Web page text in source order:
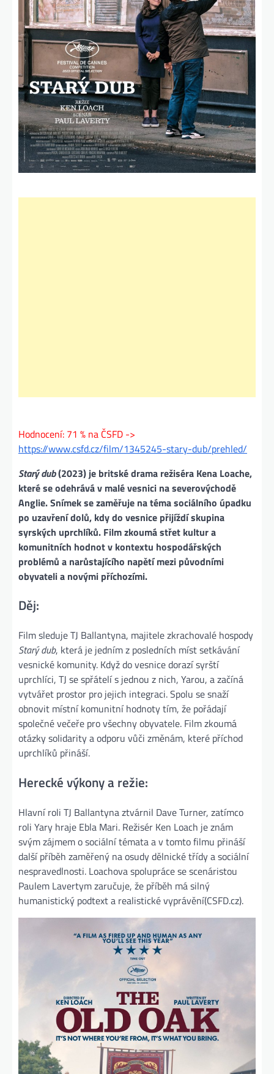
Hodnocení: 71 % na ČSFD ->
https://www.csfd.cz/film/1345245-stary-dub/prehled/
Starý dub(2023) je britské drama režiséra Kena Loache,
které se odehrává v malé vesnici na severovýchodě
Anglie. Snímek se zaměřuje na téma sociálního úpadku
po uzavření dolů, kdy do vesnice přijíždí skupina
syrských uprchlíků. Film zkoumá střet kultur a
komunitních hodnot v kontextu hospodářských
problémů a narůstajícího napětí mezi původními
obyvateli a novými příchozími.
Děj:
Film sleduje TJ Ballantyna, majitele zkrachovalé hospody
Starý dub, která je jedním z posledních míst setkávání
vesnické komunity. Když do vesnice dorazí syrští
uprchlíci, TJ se spřátelí s jednou z nich, Yarou, a začíná
vytvářet prostor pro jejich integraci. Spolu se snaží
obnovit místní komunitní hodnoty tím, že pořádají
společné večeře pro všechny obyvatele. Film zkoumá
otázky solidarity a odporu vůči změnám, které příchod
uprchlíků přináší​.
Herecké výkony a režie:
Hlavní roli TJ Ballantyna ztvárnil Dave Turner, zatímco
roli Yary hraje Ebla Mari. Režisér Ken Loach je znám
svým zájmem o sociální témata a v tomto filmu přináší
další příběh zaměřený na osudy dělnické třídy a sociální
nespravedlnosti. Loachova spolupráce se scenáristou
Paulem Lavertym zaručuje, že příběh má silný
humanistický podtext a realistické vyprávění​(CSFD.cz).